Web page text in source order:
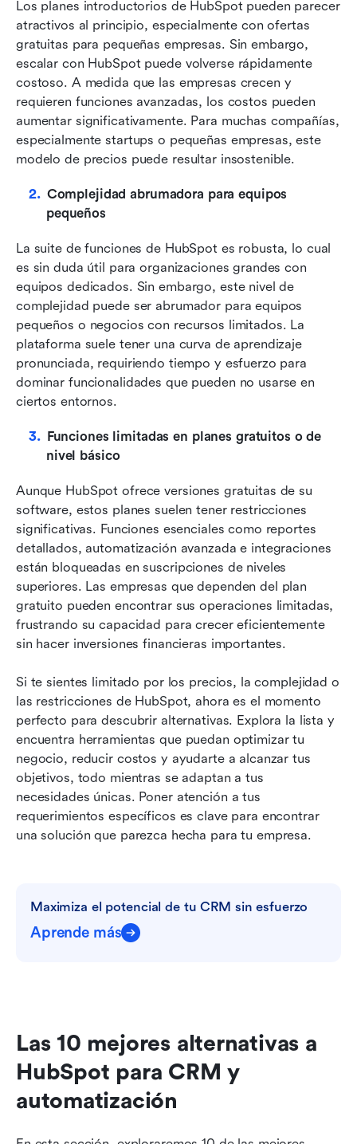
Los planes introductorios de HubSpot pueden parecer
atractivos al principio, especialmente con ofertas
gratuitas para pequeñas empresas. Sin embargo,
escalar con HubSpot puede volverse rápidamente
costoso. A medida que las empresas crecen y
requieren funciones avanzadas, los costos pueden
aumentar significativamente. Para muchas compañías,
especialmente startups o pequeñas empresas, este
modelo de precios puede resultar insostenible.
Complejidad abrumadora para equipos
pequeños
La suite de funciones de HubSpot es robusta, lo cual
es sin duda útil para organizaciones grandes con
equipos dedicados. Sin embargo, este nivel de
complejidad puede ser abrumador para equipos
pequeños o negocios con recursos limitados. La
plataforma suele tener una curva de aprendizaje
pronunciada, requiriendo tiempo y esfuerzo para
dominar funcionalidades que pueden no usarse en
ciertos entornos.
Funciones limitadas en planes gratuitos o de
nivel básico
Aunque HubSpot ofrece versiones gratuitas de su
software, estos planes suelen tener restricciones
significativas. Funciones esenciales como reportes
detallados, automatización avanzada e integraciones
están bloqueadas en suscripciones de niveles
superiores. Las empresas que dependen del plan
gratuito pueden encontrar sus operaciones limitadas,
frustrando su capacidad para crecer eficientemente
sin hacer inversiones financieras importantes.
Si te sientes limitado por los precios, la complejidad o
las restricciones de HubSpot, ahora es el momento
perfecto para descubrir alternativas. Explora la lista y
encuentra herramientas que puedan optimizar tu
negocio, reducir costos y ayudarte a alcanzar tus
objetivos, todo mientras se adaptan a tus
necesidades únicas. Poner atención a tus
requerimientos específicos es clave para encontrar
una solución que parezca hecha para tu empresa.
Maximiza el potencial de tu CRM sin esfuerzo
Aprende más
Las 10 mejores alternativas a
HubSpot para CRM y
automatización